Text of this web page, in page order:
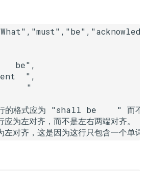
表
得到回
数
n 个结
be",
",
"
行的格式应为 "shall be    "
为左对齐，而不是左右两端